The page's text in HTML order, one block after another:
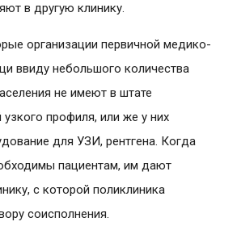
в другую клинику.
организации первичной медико-
ввиду небольшого количества
не имеют в штате
профиля, или же у них
для УЗИ, рентгена. Когда
пациентам, им дают
с которой поликлиника
соисполнения.